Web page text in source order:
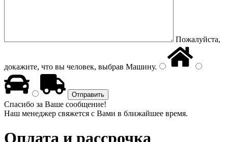
Пожалуйста,
докажите, что вы человек, выбрав Машину.
Спасибо за Ваше сообщение!
Наш менеджер свяжется с Вами в ближайшее время.
Оплата и рассрочка